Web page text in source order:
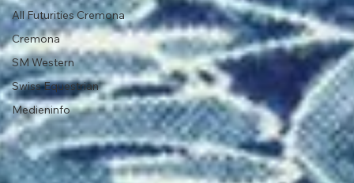
All Futurities Cremona
Cremona
SM Western
Swiss Equestrian
Medieninfo